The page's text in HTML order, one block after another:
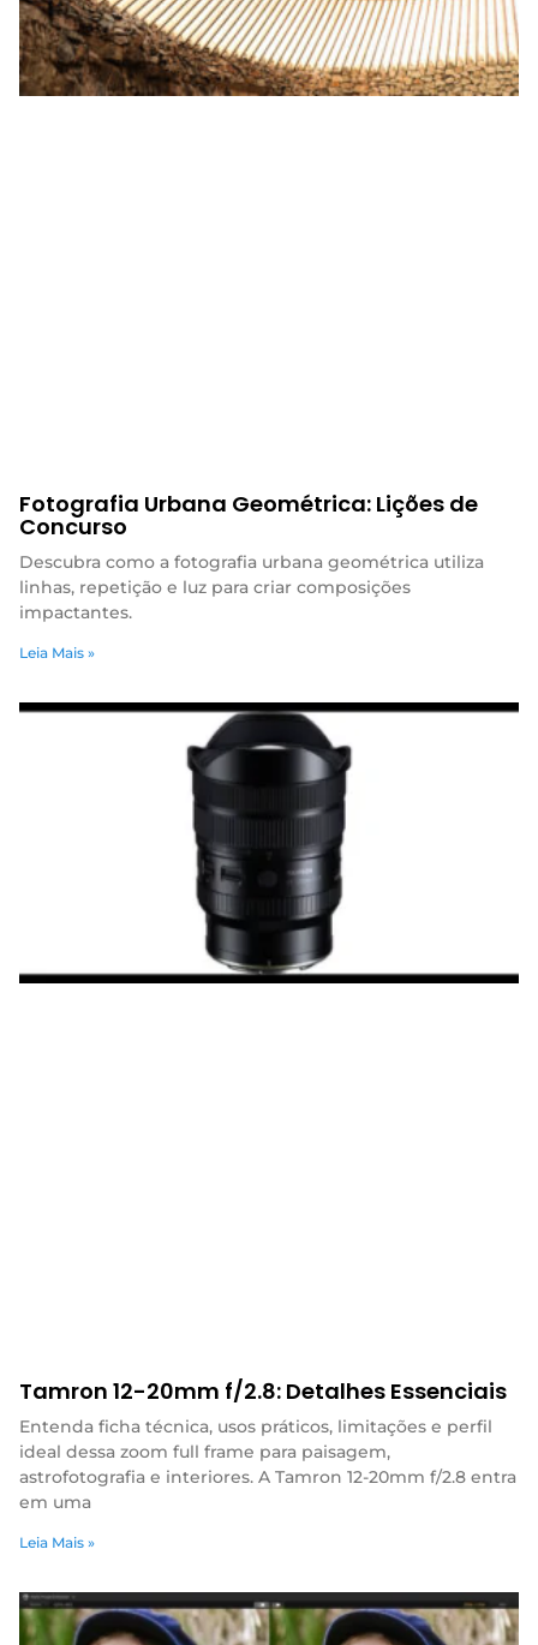
Fotografia Urbana Geométrica: Lições de
Concurso
Descubra como a fotografia urbana geométrica utiliza
linhas, repetição e luz para criar composições
impactantes.
Leia Mais »
Tamron 12-20mm f/2.8: Detalhes Essenciais
Entenda ficha técnica, usos práticos, limitações e perfil
ideal dessa zoom full frame para paisagem,
astrofotografia e interiores. A Tamron 12-20mm f/2.8 entra
em uma
Leia Mais »